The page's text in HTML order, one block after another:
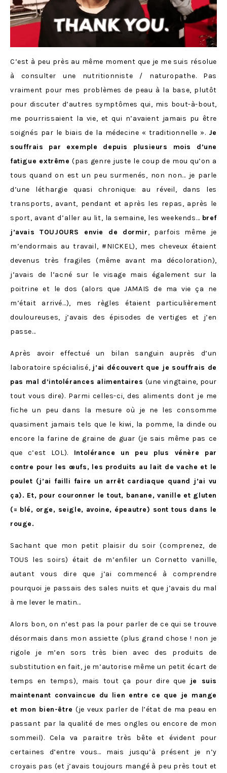
C’est à peu près au même moment que je me suis résolue
à consulter une nutritionniste / naturopathe. Pas
vraiment pour mes problèmes de peau à la base, plutôt
pour discuter d’autres symptômes qui, mis bout-à-bout,
me pourrissaient la vie, et qui n’avaient jamais pu être
soignés par le biais de la médecine « traditionnelle ». Je
souffrais par exemple depuis plusieurs mois d’une
fatigue extrême (pas genre juste le coup de mou qu’on a
tous quand on est un peu surmenés, non non… je parle
d’une léthargie quasi chronique: au réveil, dans les
transports, avant, pendant et après les repas, après le
sport, avant d’aller au lit, la semaine, les weekends… bref
j’avais TOUJOURS envie de dormir, parfois même je
m’endormais au travail, #NICKEL), mes cheveux étaient
devenus très fragiles (même avant ma décoloration),
j’avais de l’acné sur le visage mais également sur la
poitrine et le dos (alors que JAMAIS de ma vie ça ne
m’était arrivé…), mes règles étaient particulièrement
douloureuses, j’avais des épisodes de vertiges et j’en
passe…
Après avoir effectué un bilan sanguin auprès d’un
laboratoire spécialisé, j’ai découvert que je souffrais de
pas mal d’intolérances alimentaires (une vingtaine, pour
tout vous dire). Parmi celles-ci, des aliments dont je me
fiche un peu dans la mesure où je ne les consomme
quasiment jamais tels que le kiwi, la pomme, la dinde ou
encore la farine de graine de guar (je sais même pas ce
que c’est LOL). Intolérance un peu plus vénère par
contre pour les œufs, les produits au lait de vache et le
poulet (j’ai failli faire un arrêt cardiaque quand j’ai vu
ça). Et, pour couronner le tout, banane, vanille et gluten
(= blé, orge, seigle, avoine, épeautre) sont tous dans le
rouge.
Sachant que mon petit plaisir du soir (comprenez, de
TOUS les soirs) était de m’enfiler un Cornetto vanille,
autant vous dire que j’ai commencé à comprendre
pourquoi je passais des sales nuits et que j’avais du mal
à me lever le matin…
Alors bon, on n’est pas la pour parler de ce qui se trouve
désormais dans mon assiette (plus grand chose ! non je
rigole je m’en sors très bien avec des produits de
substitution en fait, je m’autorise même un petit écart de
temps en temps), mais tout ça pour dire que
je suis
maintenant convaincue du lien entre ce que je mange
et mon bien-être (je veux parler de l’état de ma peau en
passant par la qualité de mes ongles ou encore de mon
sommeil). Cela va paraitre très bête et évident pour
certaines d’entre vous… mais jusqu’à présent je n’y
croyais pas (et j’avais toujours mangé à peu près tout et